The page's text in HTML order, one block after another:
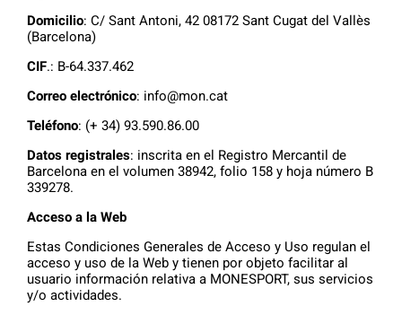
Domicilio: C/ Sant Antoni, 42 08172 Sant Cugat del Vallès
(Barcelona)
CIF.: B-64.337.462
Correo electrónico: info@mon.cat
Teléfono: (+ 34) 93.590.86.00
Datos registrales: inscrita en el Registro Mercantil de
Barcelona en el volumen 38942, folio 158 y hoja número B
339278.
Acceso a la Web
Estas Condiciones Generales de Acceso y Uso regulan el
acceso y uso de la Web y tienen por objeto facilitar al
usuario información relativa a MONESPORT, sus servicios
y/o actividades.